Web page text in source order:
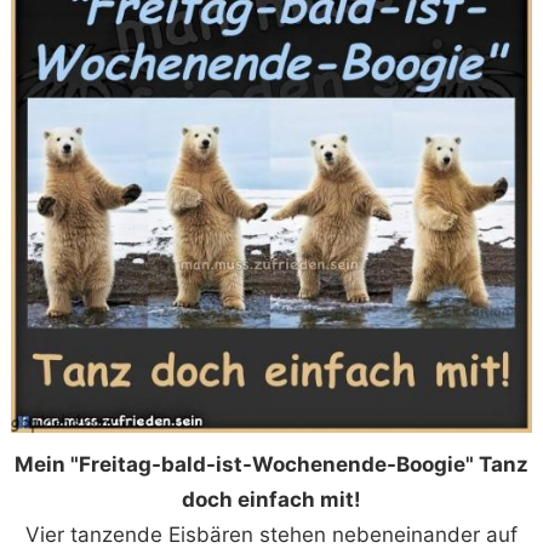
Mein "Freitag-bald-ist-Wochenende-Boogie" Tanz
doch einfach mit!
Vier tanzende Eisbären stehen nebeneinander auf